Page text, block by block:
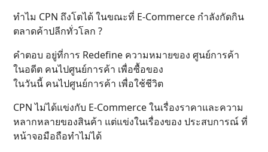
ทำไม CPN ถึงโตได้ ในขณะที่ E-Commerce กำลังกัดกิน
ตลาดค้าปลีกทั่วโลก ?
คำตอบ อยู่ที่การ Redefine ความหมายของ ศูนย์การค้า
ในอดีต คนไปศูนย์การค้า เพื่อซื้อของ
ในวันนี้ คนไปศูนย์การค้า เพื่อใช้ชีวิต
CPN ไม่ได้แข่งกับ E-Commerce ในเรื่องราคาและความ
หลากหลายของสินค้า แต่แข่งในเรื่องของ ประสบการณ์ ที่
หน้าจอมือถือทำไม่ได้